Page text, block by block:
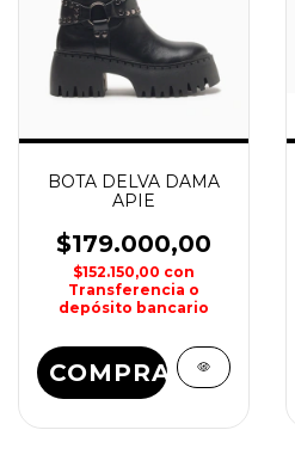
BOTA DELVA DAMA
APIE
$179.000,00
$152.150,00 con
Transferencia o
depósito bancario
COMPRAR